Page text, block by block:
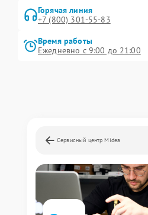
Горячая линия
+7 (800) 301-55-83
Время работы
Ежедневно с 9:00 до 21:00
Сервисный центр Midea